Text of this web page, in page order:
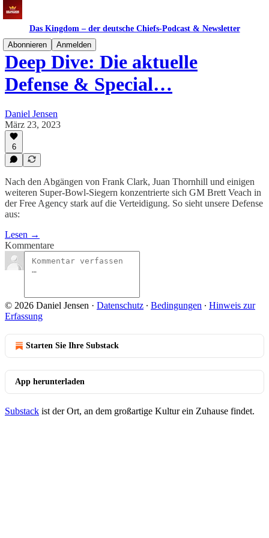
Das Kingdom – der deutsche Chiefs-Podcast & Newsletter
Abonnieren
Anmelden
Deep Dive: Die aktuelle
Defense & Special…
Daniel Jensen
März 23, 2023
6
Nach den Abgängen von Frank Clark, Juan Thornhill und einigen
weiteren Super-Bowl-Siegern konzentrierte sich GM Brett Veach in
der Free Agency stark auf die Verteidigung. So sieht unsere Defense
aus:
Lesen →
Kommentare
© 2026 Daniel Jensen · Datenschutz ∙ Bedingungen ∙ Hinweis zur
Erfassung
Starten Sie Ihre Substack
App herunterladen
Substack ist der Ort, an dem großartige Kultur ein Zuhause findet.